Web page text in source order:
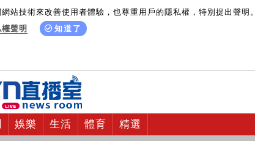
站技術來改善使用者體驗，也尊重用戶的隱私權，特別提出聲明。
聲明
知道了
娛樂 生活 體育 精選